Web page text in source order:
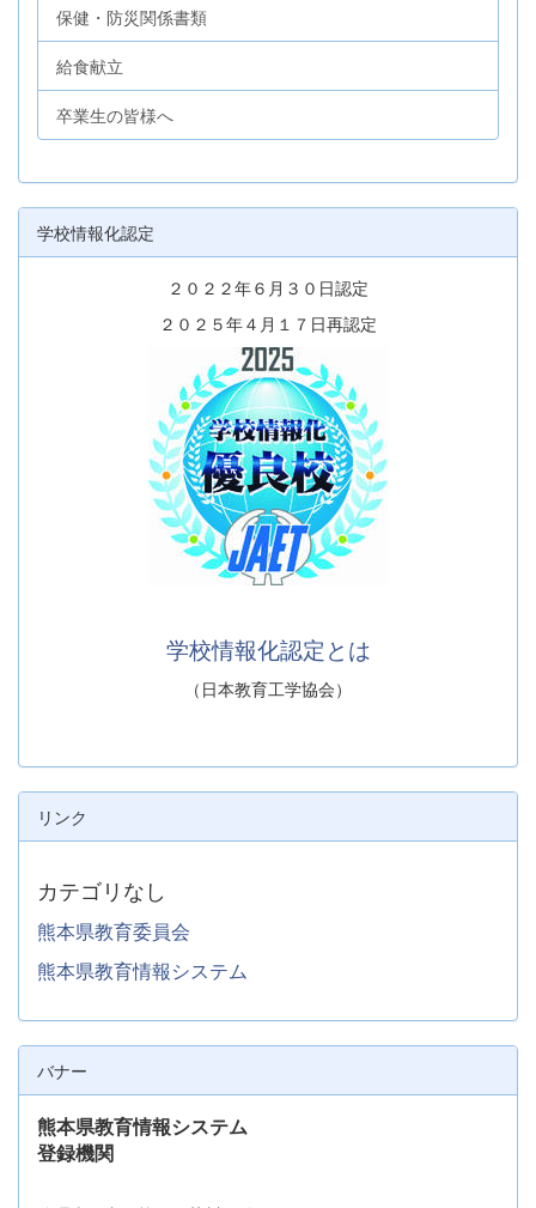
保健・防災関係書類
給食献立
卒業生の皆様へ
学校情報化認定
２０２２年６月３０日認定
２０２５年４月１７日再認定
学校情報化認定とは
（日本教育工学協会）
リンク
カテゴリなし
熊本県教育委員会
熊本県教育情報システム
バナー
熊本県教育情報システム
登録機関